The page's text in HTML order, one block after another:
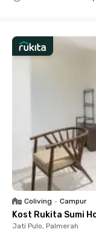
Coliving • Campur
Kost Rukita Sumi
Jati Pulo, Palmerah